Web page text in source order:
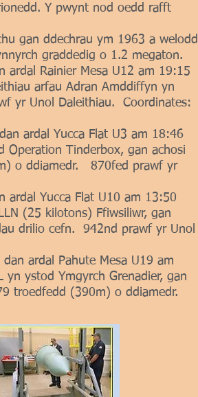
Y pwynt nod oedd rafft
gan ddechrau ym 1963 a welodd
graddedig o 1.2 megaton.
Rainier Mesa U12 am 19:15
arfau Adran Amddiffyn yn
yr Unol Daleithiau. Coordinates:
ardal Yucca Flat U3 am 18:46
Operation Tinderbox, gan achosi
o ddiamedr. 870fed prawf yr
Yucca Flat U10 am 13:50
(25 kilotons) Ffiwsiliwr, gan
drilio cefn. 942nd prawf yr Unol
ardal Pahute Mesa U19 am
ystod Ymgyrch Grenadier, gan
troedfedd (390m) o ddiamedr.